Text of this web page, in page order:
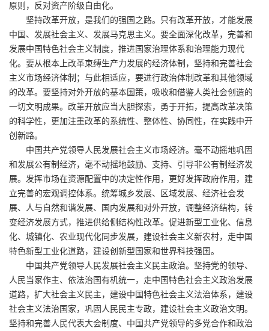
原则，反对资产阶级自由化。
坚持改革开放，是我们的强国之路。只有改革开放，才能发展
中国、发展社会主义、发展马克思主义。要全面深化改革，完善和
发展中国特色社会主义制度，推进国家治理体系和治理能力现代
化。要从根本上改革束缚生产力发展的经济体制，坚持和完善社会
主义市场经济体制；与此相适应，要进行政治体制改革和其他领域
的改革。要坚持对外开放的基本国策，吸收和借鉴人类社会创造的
一切文明成果。改革开放应当大胆探索，勇于开拓，提高改革决策
的科学性，更加注重改革的系统性、整体性、协同性，在实践中开
创新路。
中国共产党领导人民发展社会主义市场经济。毫不动摇地巩固
和发展公有制经济，毫不动摇地鼓励、支持、引导非公有制经济发
展。发挥市场在资源配置中的决定性作用，更好发挥政府作用，建
立完善的宏观调控体系。统筹城乡发展、区域发展、经济社会发
展、人与自然和谐发展、国内发展和对外开放，调整经济结构，转
变经济发展方式，推进供给侧结构性改革。促进新型工业化、信息
化、城镇化、农业现代化同步发展，建设社会主义新农村，走中国
特色新型工业化道路，建设创新型国家和世界科技强国。
中国共产党领导人民发展社会主义民主政治。坚持党的领导、
人民当家作主、依法治国有机统一，走中国特色社会主义政治发展
道路，扩大社会主义民主，建设中国特色社会主义法治体系，建设
社会主义法治国家，巩固人民民主专政，建设社会主义政治文明。
坚持和完善人民代表大会制度、中国共产党领导的多党合作和政治